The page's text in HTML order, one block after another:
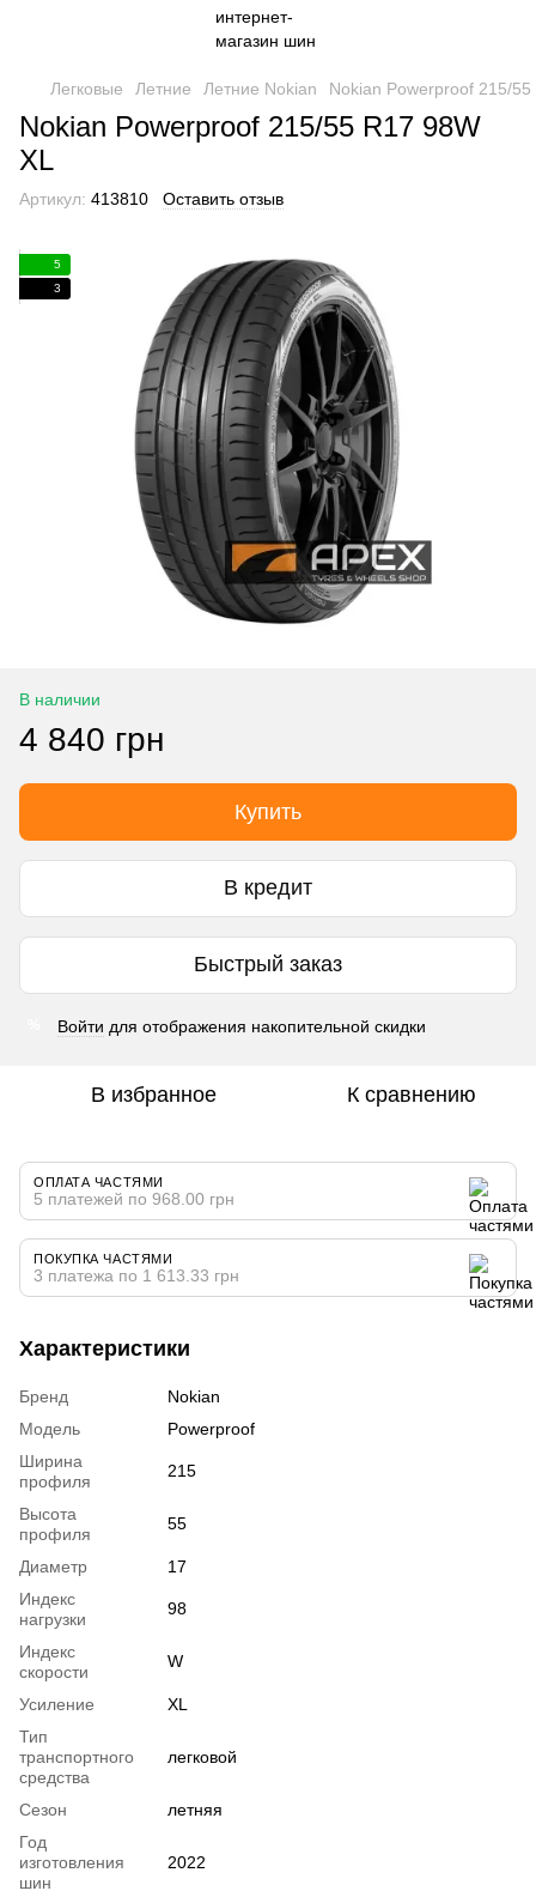
Легковые Летние Летние Nokian Nokian Powerproof 215/
Nokian Powerproof 215/55 R17 98W
XL
Артикул: 413810 Оставить отзыв
5
3
В наличии
4 840 грн
Купить
В кредит
Быстрый заказ
Войти для отображения накопительной скидки
В избранное К сравнению
ОПЛАТА ЧАСТЯМИ
5 платежей по 968.00 грн
ПОКУПКА ЧАСТЯМИ
3 платежа по 1 613.33 грн
Характеристики
Бренд
Nokian
Модель
Powerproof
Ширина
профиля
215
Высота
профиля
55
Диаметр
17
Индекс
нагрузки
98
Индекс
скорости
W
Усиление
XL
Тип
транспортного
средства
легковой
Сезон
летняя
Год
изготовления
шин
2022